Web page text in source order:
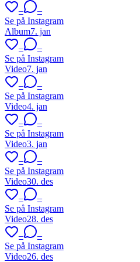
–
–
Se på Instagram
Album7. jan
–
–
Se på Instagram
Video7. jan
–
–
Se på Instagram
Video4. jan
–
–
Se på Instagram
Video3. jan
–
–
Se på Instagram
Video30. des
–
–
Se på Instagram
Video28. des
–
–
Se på Instagram
Video26. des